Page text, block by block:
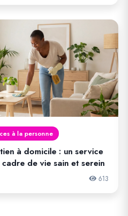
à la personne
à domicile : un service
de vie sain et serein
613